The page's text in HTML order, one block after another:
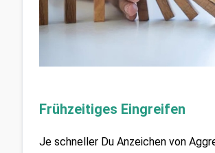
Frühzeitiges Eingreifen
Je schneller Du Anzeichen von